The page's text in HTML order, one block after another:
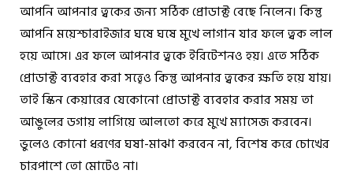
আপনি আপনার ত্বকের জন্য সঠিক প্রোডাক্ট বেছে নিলেন। কিন্তু
আপনি ময়েশ্চারাইজার ঘষে ঘষে মুখে লাগান যার ফলে ত্বক লাল
হয়ে আসে। এর ফলে আপনার ত্বকে ইরিটেশনও হয়। এতে সঠিক
প্রোডাক্ট ব্যবহার করা সত্ত্বেও কিন্তু আপনার ত্বকের ক্ষতি হয়ে যায়।
তাই স্কিন কেয়ারের যেকোনো প্রোডাক্ট ব্যবহার করার সময় তা
আঙুলের ডগায় লাগিয়ে আলতো করে মুখে ম্যাসেজ করবেন।
ভুলেও কোনো ধরণের ঘষা-মাঝা করবেন না, বিশেষ করে চোখের
চারপাশে তো মোটেও না।